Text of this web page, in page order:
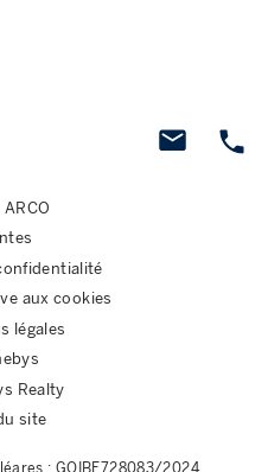
aux cookies
légales
Realty
site
: GOIBE728083/2024